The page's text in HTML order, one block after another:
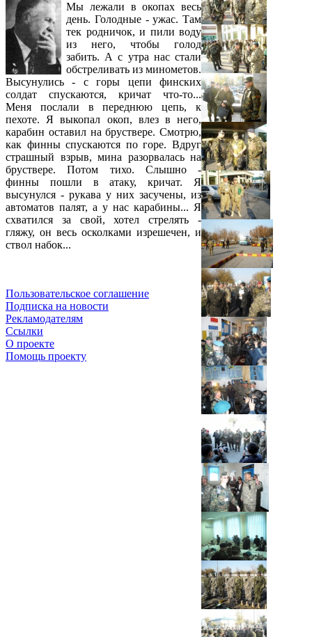
Мы лежали в окопах весь
день. Голодные - ужас. Там
тек родничок, и пили воду
из него, чтобы голод
забить. А с утра нас стали
обстреливать из минометов.
Высунулись - с горы цепи финских
солдат спускаются, кричат что-то...
Меня послали в переднюю цепь, к
пехоте. Я выкопал окоп, влез в него,
карабин оставил на бруствере. Смотрю,
как финны спускаются по горе. Вдруг
страшный взрыв, мина разорвалась на
бруствере. Потом тихо. Слышно -
финны пошли в атаку, кричат. Я
высунулся - рукава у них засучены, из
автоматов палят, а у нас карабины... Я
схватился за свой, хотел стрелять -
гляжу, он весь осколками изрешечен, и
ствол набок...
Пользовательское соглашение
Подписка на новости
Рекламодателям
Ссылки
О проекте
Помощь проекту